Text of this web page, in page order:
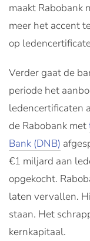
maakt Rabobank
meer het accent
op
Verder gaat de
periode het
ledencertificaten
de Rabobank met
Bank (DNB)
€1 miljard aan
opgekocht.
laten vervallen.
staan. Het
kernkapitaal.